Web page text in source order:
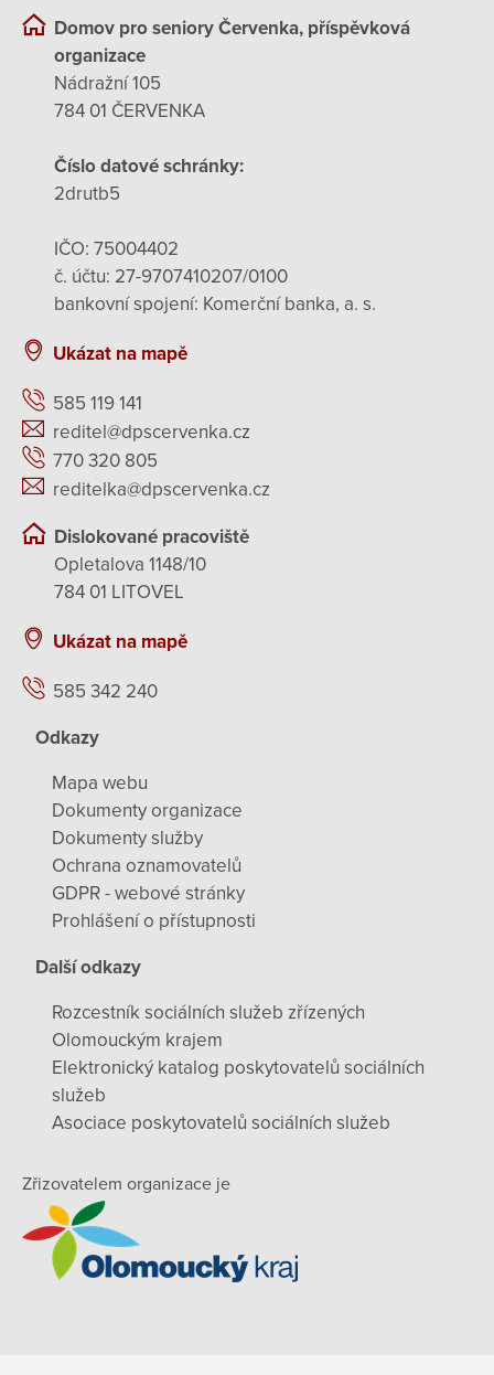
Domov pro seniory Červenka, příspěvková
organizace
Nádražní 105
784 01 ČERVENKA
Číslo datové schránky:
2drutb5
IČO: 75004402
č. účtu: 27-9707410207/0100
bankovní spojení: Komerční banka, a. s.
Ukázat na mapě
585 119 141
reditel@dpscervenka.cz
770 320 805
reditelka@dpscervenka.cz
Dislokované pracoviště
Opletalova 1148/10
784 01 LITOVEL
Ukázat na mapě
585 342 240
Odkazy
Mapa webu
Dokumenty organizace
Dokumenty služby
Ochrana oznamovatelů
GDPR - webové stránky
Prohlášení o přístupnosti
Další odkazy
Rozcestník sociálních služeb zřízených
Olomouckým krajem
Elektronický katalog poskytovatelů sociálních
služeb
Asociace poskytovatelů sociálních služeb
Zřizovatelem organizace je